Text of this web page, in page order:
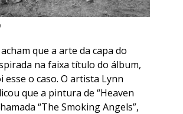
que a arte da capa do
na faixa título do álbum,
esse o caso. O artista Lynn
que a pintura de “Heaven
“The Smoking Angels”,